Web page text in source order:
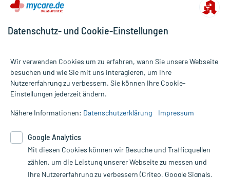
Alle Preise gelten inkl. MwSt., ggf. zzgl. Versandkosten
Informationen auf dieser Website werden ausschließlich für
die Untersuchung und Behandlung durch einen Arzt. Bitte
Therapien eingeleitet werden können. | Diese Webseite benutzt
Google Analytics. Lesen Sie bitte dazu die wichtigen Hinweise in
unserer Datenschutzerklärung. Für den Widerruf einer Bestellung
nutzen Sie das Formular:
Datenschutz- und Cookie-Einstellungen
Wir verwenden Cookies um zu erfahren, wann Sie unsere Webseite
besuchen und wie Sie mit uns interagieren, um Ihre
Nutzererfahrung zu verbessern. Sie können Ihre Cookie-
Einstellungen jederzeit ändern.
Nähere Informationen: Datenschutzerklärung Impressum
Google Analytics
Mit diesen Cookies können wir Besuche und Trafficquellen
zählen, um die Leistung unserer Webseite zu messen und
Ihre Nutzererfahrung zu verbessern (Criteo, Google Signals,